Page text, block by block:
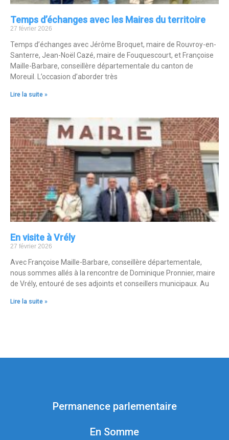
Temps d’échanges avec les Maires du territoire
27 février 2026
Temps d’échanges avec Jérôme Broquet, maire de Rouvroy-en-
Santerre, Jean-Noël Cazé, maire de Fouquescourt, et Françoise
Maille-Barbare, conseillère départementale du canton de
Moreuil. L’occasion d’aborder très
Lire la suite »
En visite à Vrély
27 février 2026
Avec Françoise Maille-Barbare, conseillère départementale,
nous sommes allés à la rencontre de Dominique Pronnier, maire
de Vrély, entouré de ses adjoints et conseillers municipaux. Au
Lire la suite »
Permanence parlementaire
En Somme